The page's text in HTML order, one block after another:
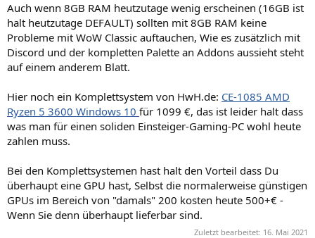
Auch wenn 8GB RAM heutzutage wenig erscheinen (16GB ist
halt heutzutage DEFAULT) sollten mit 8GB RAM keine
Probleme mit WoW Classic auftauchen, Wie es zusätzlich mit
Discord und der kompletten Palette an Addons aussieht steht
auf einem anderem Blatt.
Hier noch ein Komplettsystem von HwH.de: CE-1085 AMD
Ryzen 5 3600 Windows 10 für 1099 €, das ist leider halt dass
was man für einen soliden Einsteiger-Gaming-PC wohl heute
zahlen muss.
Bei den Komplettsystemen hast halt den Vorteil dass Du
überhaupt eine GPU hast, Selbst die normalerweise günstigen
GPUs im Bereich von "damals" 200 kosten heute 500+€ -
Wenn Sie denn überhaupt lieferbar sind.
Zuletzt bearbeitet: 16. Mai 2021